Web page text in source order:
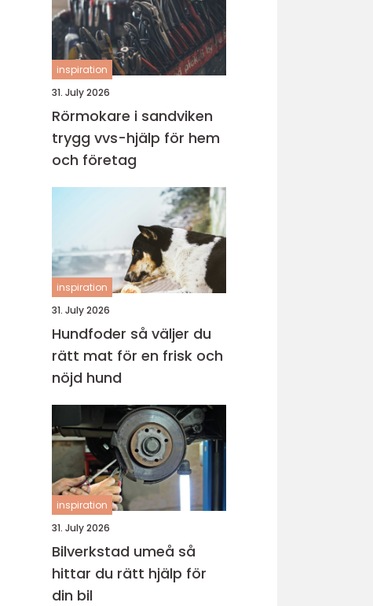
inspiration
31. July 2026
Rörmokare i sandviken
trygg vvs-hjälp för hem
och företag
inspiration
31. July 2026
Hundfoder så väljer du
rätt mat för en frisk och
nöjd hund
inspiration
31. July 2026
Bilverkstad umeå så
hittar du rätt hjälp för
din bil